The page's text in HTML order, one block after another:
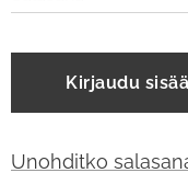
Kirjaudu
Unohditko